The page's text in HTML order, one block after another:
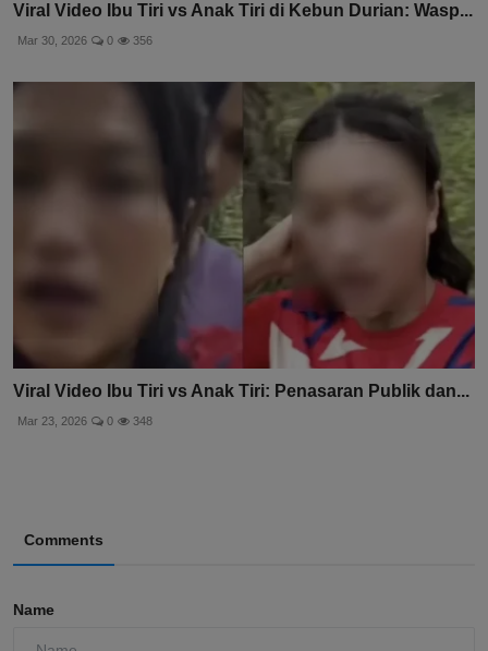
Viral Video Ibu Tiri vs Anak Tiri di Kebun Durian: Wasp...
Mar 30, 2026 0 356
Viral Video Ibu Tiri vs Anak Tiri: Penasaran Publik dan...
Mar 23, 2026 0 348
Comments
Name